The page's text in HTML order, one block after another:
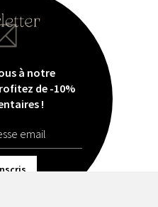
à notre
de -10%
!